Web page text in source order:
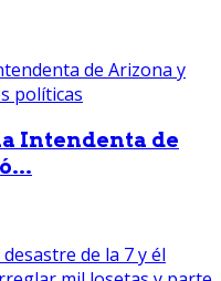
Intendenta de